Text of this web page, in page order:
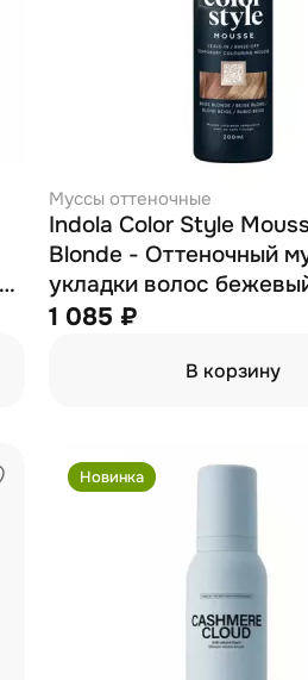
Муссы оттеночные
Indola Color Style
Blonde - Оттеночный
укладки волос
200 мл
1 085 ₽
В корзину
Новинка